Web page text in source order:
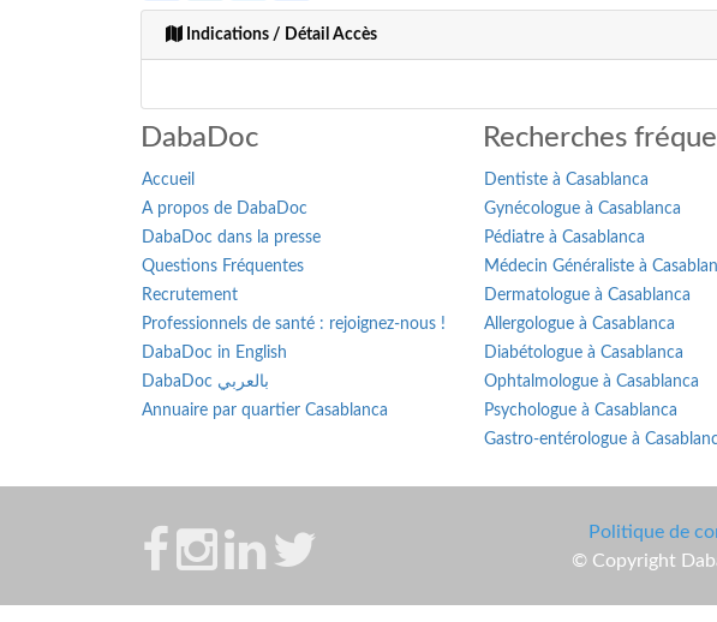
Indications / Détail Accès
DabaDoc
Accueil
A propos de DabaDoc
DabaDoc dans la presse
Questions Fréquentes
Recrutement
Professionnels de santé : rejoignez-nous !
DabaDoc in English
DabaDoc بالعربي
Annuaire par quartier Casablanca
Recherches
Dentiste à Casablanca
Gynécologue à Casablanca
Pédiatre à Casablanca
Médecin Généraliste à
Dermatologue à Casablanca
Allergologue à Casablanca
Diabétologue à Casablanca
Ophtalmologue à Casablanca
Psychologue à Casablanca
Gastro-entérologue à
Politique de
© Copyright